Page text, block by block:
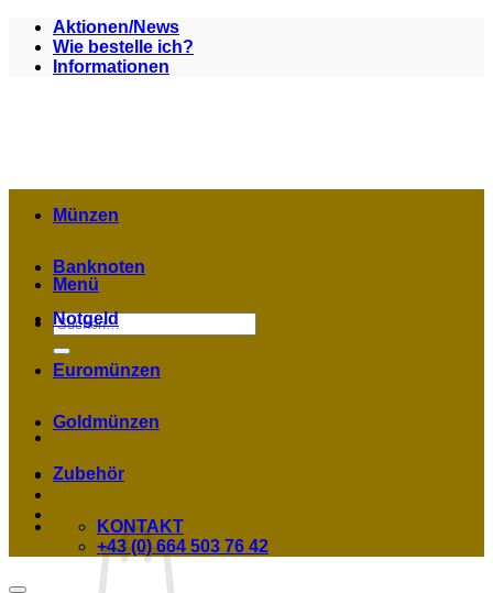
Zum
Inhalt
springen
Aktionen/News
Wie bestelle ich?
Informationen
Menü
Suchen
nach:
Münzen
Banknoten
Notgeld
Euromünzen
Goldmünzen
Zubehör
KONTAKT
+43 (0) 664 503 76 42